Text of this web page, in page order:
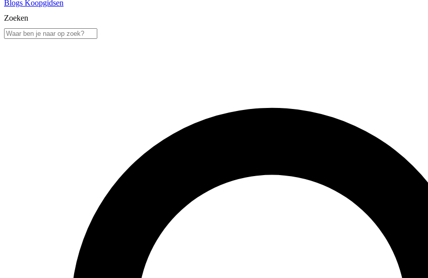
Blogs Koopgidsen
Zoeken